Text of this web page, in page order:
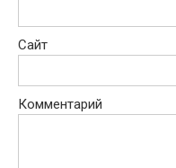
Сайт
Комментарий